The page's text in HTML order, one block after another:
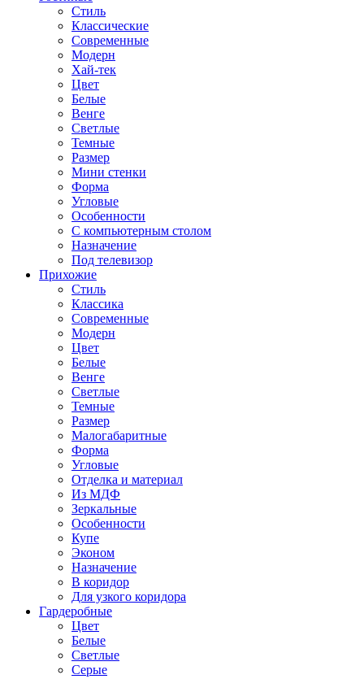
Стиль
Классические
Современные
Модерн
Хай-тек
Цвет
Белые
Венге
Светлые
Темные
Размер
Мини стенки
Форма
Угловые
Особенности
С компьютерным столом
Назначение
Под телевизор
Прихожие
Стиль
Классика
Современные
Модерн
Цвет
Белые
Венге
Светлые
Темные
Размер
Малогабаритные
Форма
Угловые
Отделка и материал
Из МДФ
Зеркальные
Особенности
Купе
Эконом
Назначение
В коридор
Для узкого коридора
Гардеробные
Цвет
Белые
Светлые
Серые